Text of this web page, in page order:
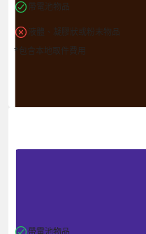
帶電池物品
液體、凝膠狀或粉末物品
*包含本地取件費用
帶電池物品